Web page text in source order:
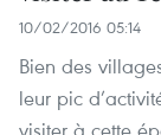
10/02/2016 05:14
Bien des
leur pic